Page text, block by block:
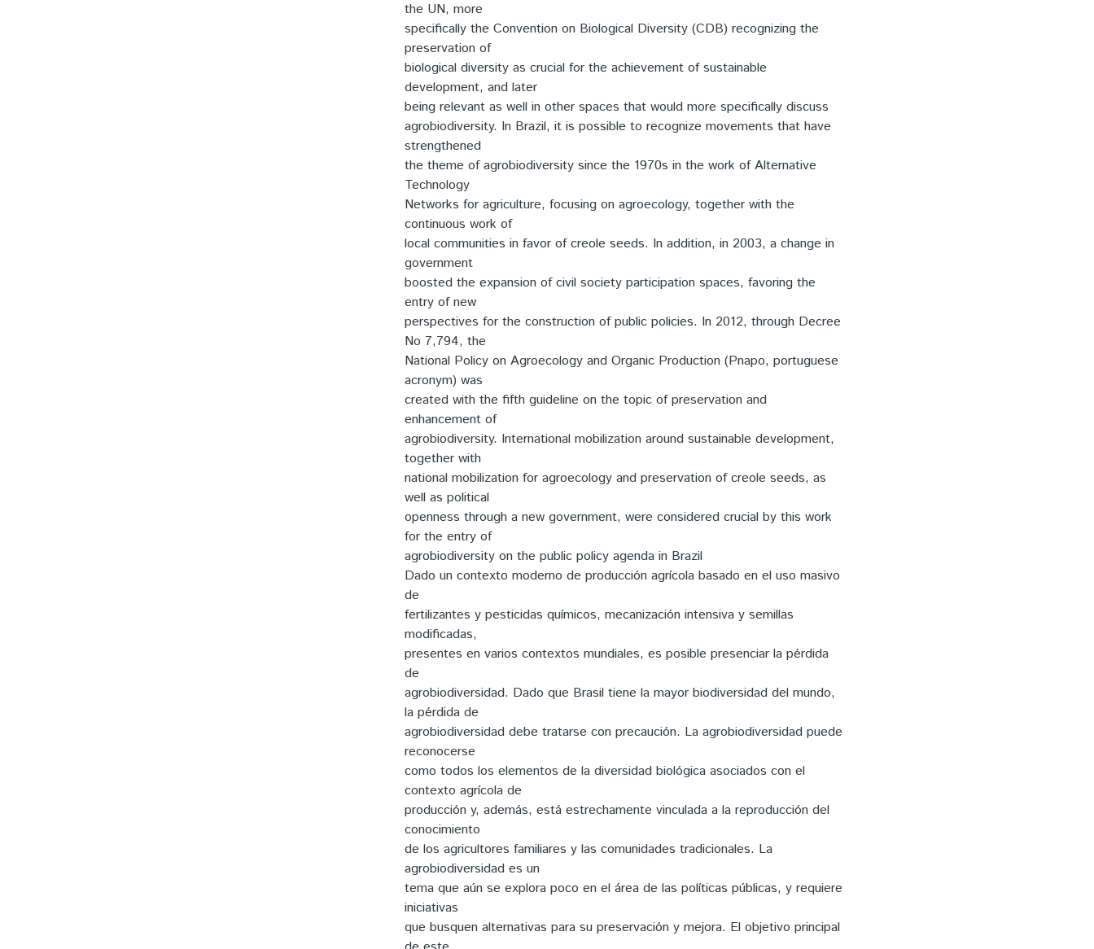
the UN, more
specifically the Convention on Biological Diversity (CDB) recognizing the
preservation of
biological diversity as crucial for the achievement of sustainable
development, and later
being relevant as well in other spaces that would more specifically discuss
agrobiodiversity. In Brazil, it is possible to recognize movements that have
strengthened
the theme of agrobiodiversity since the 1970s in the work of Alternative
Technology
Networks for agriculture, focusing on agroecology, together with the
continuous work of
local communities in favor of creole seeds. In addition, in 2003, a change in
government
boosted the expansion of civil society participation spaces, favoring the
entry of new
perspectives for the construction of public policies. In 2012, through Decree
No 7,794, the
National Policy on Agroecology and Organic Production (Pnapo, portuguese
acronym) was
created with the fifth guideline on the topic of preservation and
enhancement of
agrobiodiversity. International mobilization around sustainable development,
together with
national mobilization for agroecology and preservation of creole seeds, as
well as political
openness through a new government, were considered crucial by this work
for the entry of
agrobiodiversity on the public policy agenda in Brazil
Dado un contexto moderno de producción agrícola basado en el uso masivo
de
fertilizantes y pesticidas químicos, mecanización intensiva y semillas
modificadas,
presentes en varios contextos mundiales, es posible presenciar la pérdida
de
agrobiodiversidad. Dado que Brasil tiene la mayor biodiversidad del mundo,
la pérdida de
agrobiodiversidad debe tratarse con precaución. La agrobiodiversidad puede
reconocerse
como todos los elementos de la diversidad biológica asociados con el
contexto agrícola de
producción y, además, está estrechamente vinculada a la reproducción del
conocimiento
de los agricultores familiares y las comunidades tradicionales. La
agrobiodiversidad es un
tema que aún se explora poco en el área de las políticas públicas, y requiere
iniciativas
que busquen alternativas para su preservación y mejora. El objetivo principal